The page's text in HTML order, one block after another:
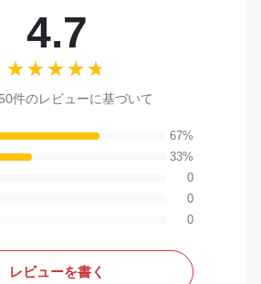
4.7
★★★★★
★★★★★
件のレビューに基づいて
67%
33%
0
0
0
レビューを書く